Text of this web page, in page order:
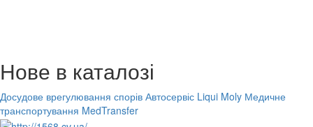
Нове в каталозі
Досудове врегулювання спорів Автосервіс Liqui Moly Медичне
транспортування MedTransfer